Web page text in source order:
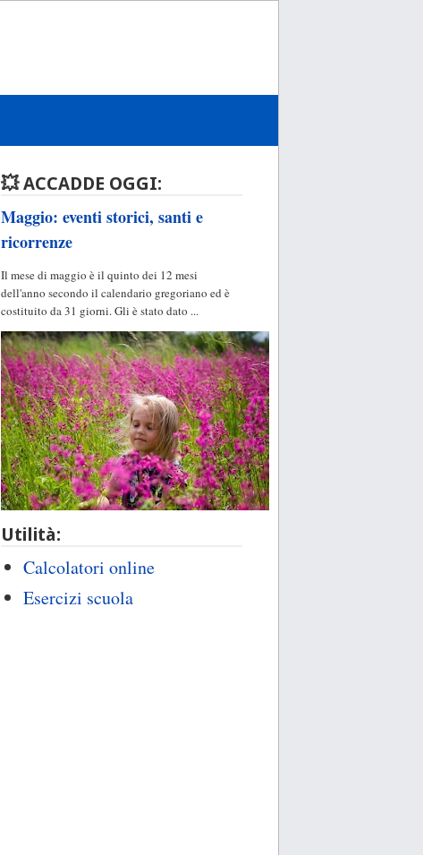
💥 ACCADDE OGGI:
Maggio: eventi storici, santi e
ricorrenze
Il mese di maggio è il quinto dei 12 mesi
dell'anno secondo il calendario gregoriano ed è
costituito da 31 giorni. Gli è stato dato ...
Utilità:
Calcolatori online
Esercizi scuola